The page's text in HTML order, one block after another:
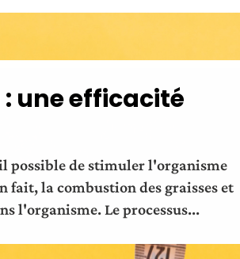
une efficacité
possible de stimuler l'organisme
fait, la combustion des graisses et
l'organisme. Le processus...